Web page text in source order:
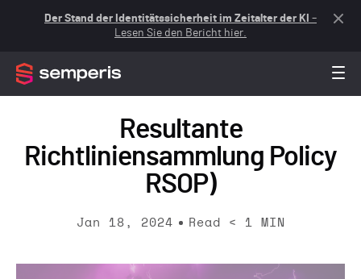
Der Stand der Identitätssicherheit im Zeitalter der KI –
Lesen Sie den Bericht hier.
Resultante
Richtliniensammlung Policy
RSOP)
Jan 18, 2024 Read < 1 MIN